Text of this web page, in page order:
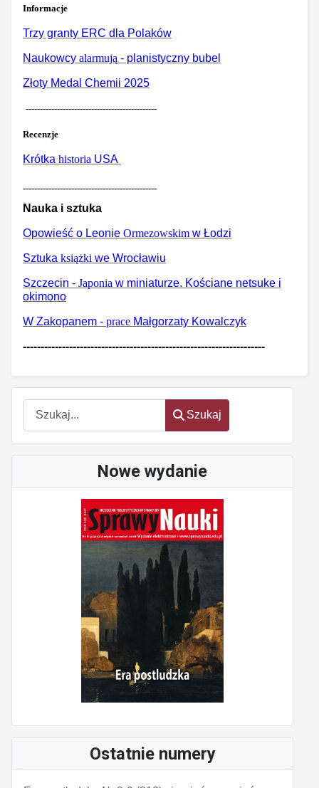
Szukaj
Szukaj
Nowe wydanie
Ostatnie numery
Informacje
Trzy granty ERC dla Polaków
Naukowcy alarmują - planistyczny bubel
Złoty Medal Chemii 2025
----------------------------------------------
Recenzje
Krótka historia USA
-----------------------------------------------
Nauka i sztuka
Opowieść o Leonie Ormezowskim w Łodzi
Sztuka książki we Wrocławiu
Szczecin - Japonia w miniaturze. Kościane netsuke i
okimono
W Zakopanem - prace Małgorzaty Kowalczyk
--------------------------------------------------------------------